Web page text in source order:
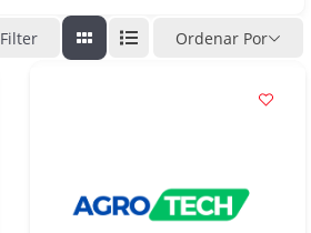
Filter Ordenar Por